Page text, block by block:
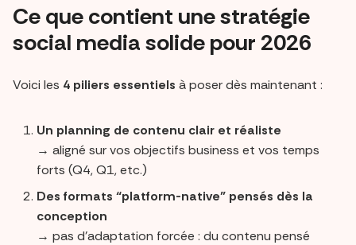
Ce que contient une stratégie
social media solide pour 2026
Voici les 4 piliers essentiels à poser dès maintenant :
Un planning de contenu clair et réaliste
→ aligné sur vos objectifs business et vos temps
forts (Q4, Q1, etc.)
Des formats “platform-native” pensés dès la
conception
→ pas d’adaptation forcée : du contenu pensé